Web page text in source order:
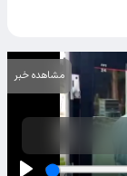
مشاهده خبر